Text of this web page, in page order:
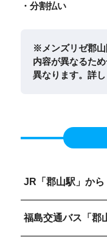
・分割払い
※メンズリゼ郡
内容が異なるた
異なります。詳し
JR「郡山駅」から
福島交通バス「郡